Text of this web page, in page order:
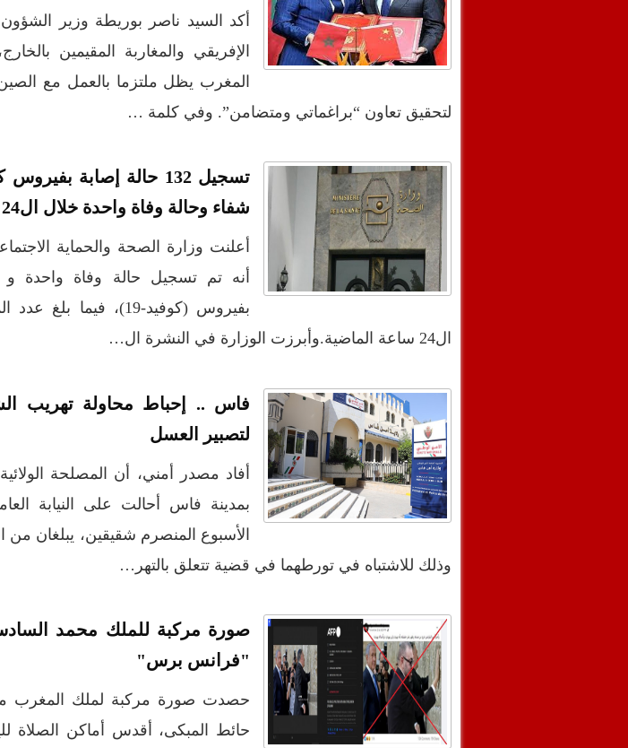
أكد السيد ناصر بوريطة وزير الشؤون
الإفريقي والمغاربة المقيمين
المغرب يظل ملتزما بالعمل مع
لتحقيق تعاون “براغماتي ومتضامن”. وفي كلمة …
شفاء وحالة وفاة واحدة خلال ال24 ساعة الماضية
أعلنت وزارة الصحة والحماية
ال24 ساعة الماضية.وأبرزت الوزارة في النشرة ال…
فاس .. إحباط محاولة تهريب
لتصبير العسل
أفاد مصدر أمني، أن المصلحة
بمدينة فاس أحالت على النيابة
وذلك للاشتباه في تورطهما في قضية تتعلق بالتهر…
صورة مركبة للملك محمد
"فرانس برس"
حصدت صورة مركبة لملك المغرب
حائط المبكى، أقدس أماكن الصلاة